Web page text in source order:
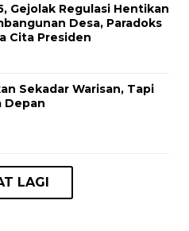
Gejolak Regulasi Hentikan
Desa, Paradoks
Cita Presiden
Sekadar Warisan, Tapi
Depan